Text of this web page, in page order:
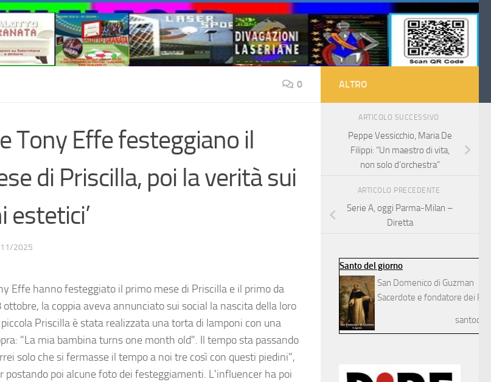
0
Tony Effe festeggiano il
di Priscilla, poi la verità sui
estetici’
2025
Effe hanno festeggiato il primo mese di Priscilla e il primo da
ottobre, la coppia aveva annunciato sui social la nascita della loro
Priscilla è stata realizzata una torta di lamponi con una
"La mia bambina turns one month old". Il tempo sta passando
solo che si fermasse il tempo a noi tre così con questi piedini",
postando poi alcune foto dei festeggiamenti. L'influencer ha poi
ALTRO
ARTICOLO SUCCESSIVO
Peppe Vessicchio, Maria De
Filippi: “Un maestro di vita,
non solo d’orchestra”
ARTICOLO PRECEDENTE
Serie A, oggi Parma-Milan –
Diretta
Santo del giorno
San Domenico di Guzman
Sacerdote e fondatore dei